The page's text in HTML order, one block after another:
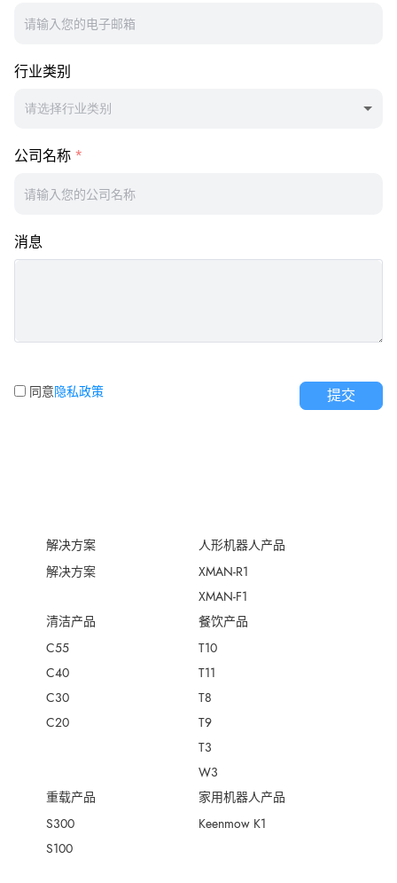
行业类别
请选择行业类别
公司名称
消息
同意隐私政策 提交
解决方案
解决方案
人形机器人产品
XMAN-R1
XMAN-F1
清洁产品
C55
C40
C30
C20
餐饮产品
T10
T11
T8
T9
T3
W3
重载产品
S300
S100
家用机器人产品
Keenmow K1